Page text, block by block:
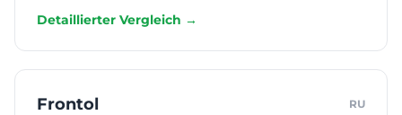
Detaillierter Vergleich →
Frontol RU